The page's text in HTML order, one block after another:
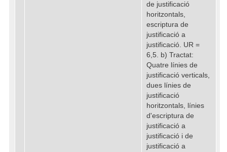
de justificació
horitzontals,
escriptura de
justificació a
justificació. UR =
6,5. b) Tractat:
Quatre línies de
justificació verticals,
dues línies de
justificació
horitzontals, línies
d'escriptura de
justificació a
justificació i de
justificació a